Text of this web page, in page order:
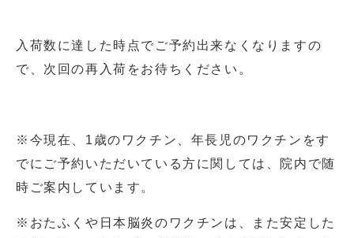
入荷数に達した時点でご予約出来なくなりますの
で、次回の再入荷をお待ちください。
※今現在、1歳のワクチン、年長児のワクチンをす
でにご予約いただいている方に関しては、院内で随
時ご案内しています。
※おたふくや日本脳炎のワクチンは、また安定した